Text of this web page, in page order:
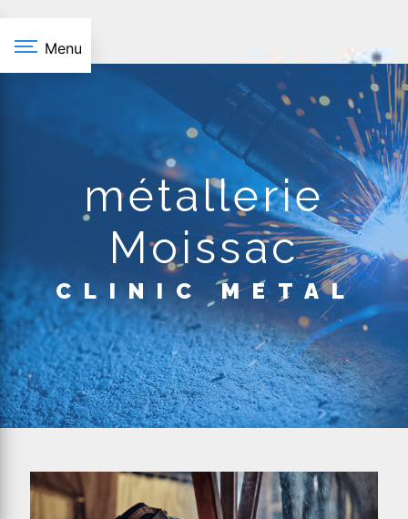
Menu
métallerie
Moissac
CLINIC METAL